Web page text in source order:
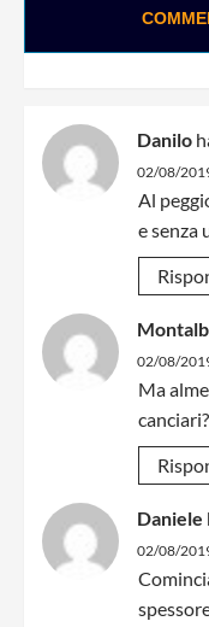
Danilo
02/08/
Al
e senza
02/08/
Ma
Daniele
02/08/